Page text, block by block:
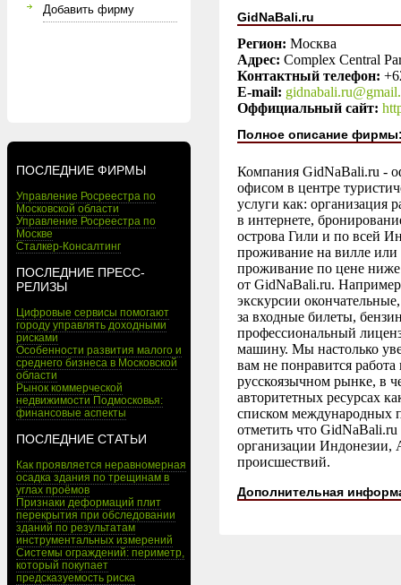
Добавить фирму
ПОСЛЕДНИЕ ФИРМЫ
Управление Росреестра по
Московской области
Управление Росреестра по
Москве
Сталкер-Консалтинг
ПОСЛЕДНИЕ ПРЕСС-
РЕЛИЗЫ
Цифровые сервисы помогают
городу управлять доходными
рисками
Особенности развития малого и
среднего бизнеса в Московской
области
Рынок коммерческой
недвижимости Подмосковья:
финансовые аспекты
ПОСЛЕДНИЕ СТАТЬИ
Как проявляется неравномерная
осадка здания по трещинам в
углах проёмов
Признаки деформаций плит
перекрытия при обследовании
зданий по результатам
инструментальных измерений
Системы ограждений: периметр,
который покупает
предсказуемость риска
GidNaBali.ru
Регион: Москва
Адрес: Complex Central
Контактный телефон:
E-mail:
Оффициальный сайт:
Полное описание
Компания GidNaBali.ru -
офисом в центре
услуги как: организация
в интернете,
острова Гили и по всей
проживание на вилле или
проживание по цене
от GidNaBali.ru.
экскурсии
за входные билеты,
профессиональный
машину. Мы настолько
вам не понравится
русскоязычном рынке, в
авторитетных ресурсах
списком международных
отметить что
организации Индонезии,
происшествий.
Дополнительная